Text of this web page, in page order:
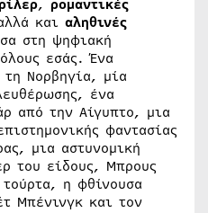
, ρομαντικές
και αληθινές
στη ψηφιακή
εσάς. Ένα
Νορβηγία, μία
ένα
από την Αίγυπτο, μια
φαντασίας
μια αστυνομική
του είδους, Μπρους
η φθίνουσα
Μπένινγκ και τον